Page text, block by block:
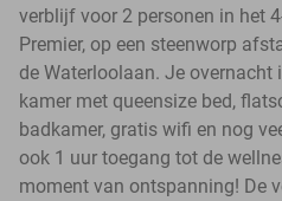
verblijf voor 2 personen in het
Premier, op een steenworp
de Waterloolaan. Je overnacht
kamer met queensize bed,
badkamer, gratis wifi en nog
ook 1 uur toegang tot de
moment van ontspanning! De